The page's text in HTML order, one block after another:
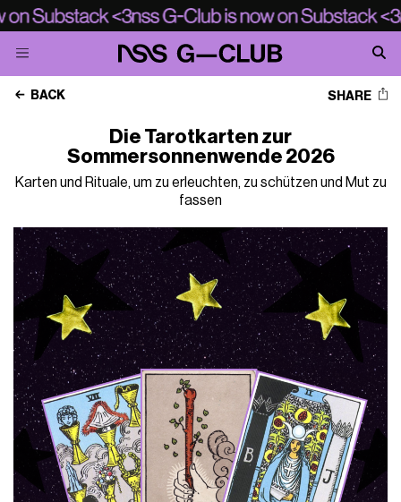
BACK SHARE
Die Tarotkarten zur
Sommersonnenwende 2026
Karten und Rituale, um zu erleuchten, zu schützen und Mut zu
fassen